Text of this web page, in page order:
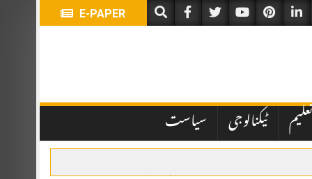
E-PAPER
تعلیم ٹیکنالوجی سیاست